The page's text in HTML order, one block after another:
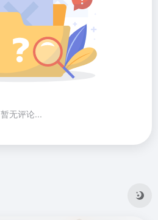
暂无评论...